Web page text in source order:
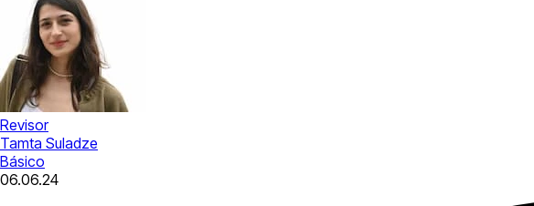
Revisor
Tamta Suladze
Básico
06.06.24